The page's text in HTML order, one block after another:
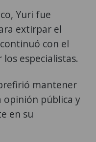
Yuri fue
extirpar el
con el
especialistas.
mantener
opinión pública y
en su